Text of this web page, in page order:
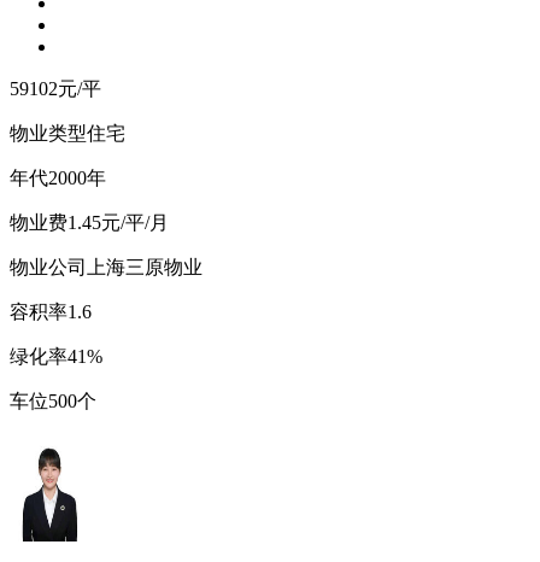
通过键盘的左右按键也可以切换图片